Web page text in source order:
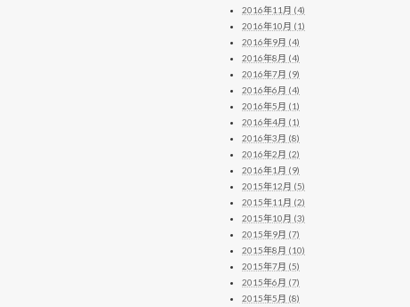
2016年11月 (4)
2016年10月 (1)
2016年9月 (4)
2016年8月 (4)
2016年7月 (9)
2016年6月 (4)
2016年5月 (1)
2016年4月 (1)
2016年3月 (8)
2016年2月 (2)
2016年1月 (9)
2015年12月 (5)
2015年11月 (2)
2015年10月 (3)
2015年9月 (7)
2015年8月 (10)
2015年7月 (5)
2015年6月 (7)
2015年5月 (8)